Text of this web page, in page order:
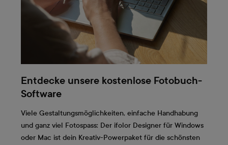
Entdecke unsere kostenlose Fotobuch-
Software
Viele Gestaltungsmöglichkeiten, einfache Handhabung
und ganz viel Fotospass: Der ifolor Designer für Windows
oder Mac ist dein Kreativ-Powerpaket für die schönsten